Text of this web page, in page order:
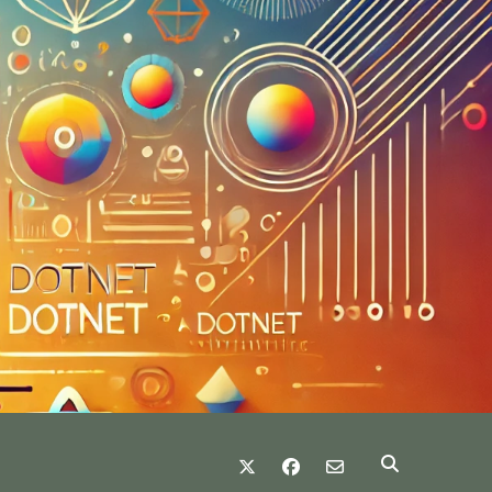
twitter facebook
email-form